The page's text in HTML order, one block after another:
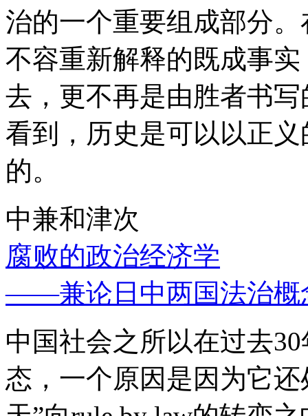
治的一个重要组成部分
不容重新解释的既成事
去，更不再是由胜者书
看到，历史是可以以正
的。
中兼和津次
腐败的政治经济学
——兼论日中两国法治概
中国社会之所以在过去
态，一个原因是因为它